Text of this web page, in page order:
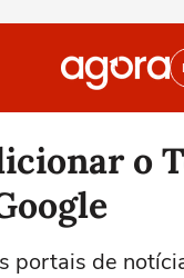
o
portais de